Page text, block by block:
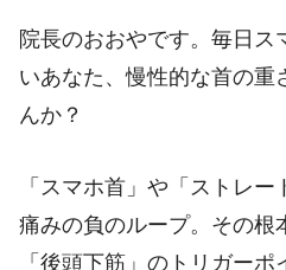
院長のおおやです。毎日ス
いあなた、慢性的な首の重
んか？
「スマホ首」や「ストレ
痛みの負のループ。その根
「後頭下筋」のトリガー